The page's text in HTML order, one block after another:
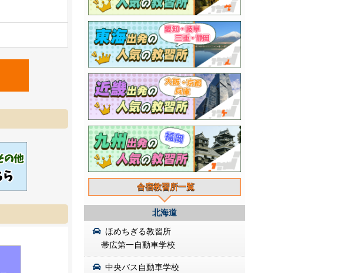
合宿教習所一覧
北海道
ほめちぎる教習所
帯広第一自動車学校
中央バス自動車学校